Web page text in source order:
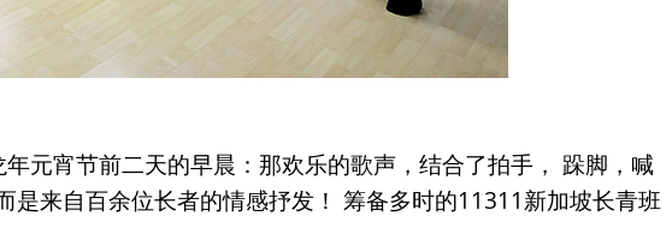
元宵节前二天的早晨：那欢乐的歌声，结合了拍手， 跺脚，喊
来自百余位长者的情感抒发！ 筹备多时的11311新加坡长青班